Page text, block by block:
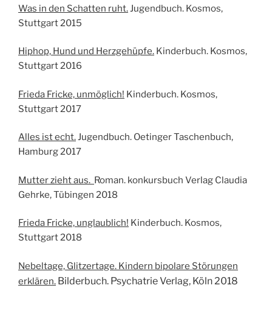
Was in den Schatten ruht. Jugendbuch. Kosmos,
Stuttgart 2015
Hiphop, Hund und Herzgehüpfe. Kinderbuch. Kosmos,
Stuttgart 2016
Frieda Fricke, unmöglich! Kinderbuch. Kosmos,
Stuttgart 2017
Alles ist echt.Jugendbuch. Oetinger Taschenbuch,
Hamburg 2017
Mutter zieht aus. Roman. konkursbuch Verlag Claudia
Gehrke, Tübingen 2018
Frieda Fricke, unglaublich! Kinderbuch. Kosmos,
Stuttgart 2018
Nebeltage, Glitzertage. Kindern bipolare Störungen
erklären. Bilderbuch. Psychatrie Verlag, Köln 2018